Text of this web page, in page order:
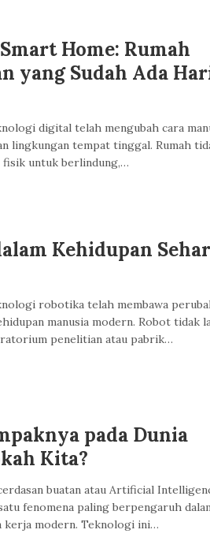
Home: Rumah
yang Sudah Ada
digital telah mengubah cara
lingkungan tempat tinggal. Rumah
fisik untuk berlindung,…
Kehidupan
robotika telah membawa
manusia modern. Robot tidak
penelitian atau pabrik…
pada Dunia
Kita?
buatan atau Artificial
fenomena paling berpengaruh
kerja modern. Teknologi ini…